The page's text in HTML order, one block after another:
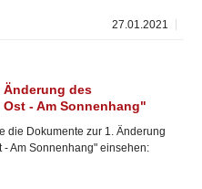
27.01.2021
des
- Am Sonnenhang"
die Dokumente zur 1. Änderung
Am Sonnenhang" einsehen: